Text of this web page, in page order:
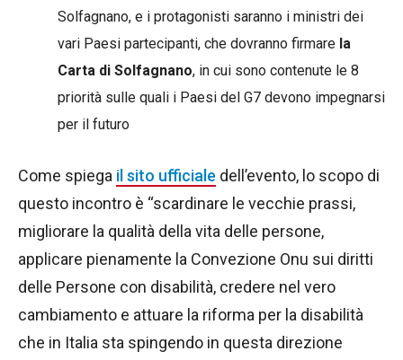
Solfagnano, e i protagonisti saranno i ministri dei
vari Paesi partecipanti, che dovranno firmare la
Carta di Solfagnano, in cui sono contenute le 8
priorità sulle quali i Paesi del G7 devono impegnarsi
per il futuro
Come spiega il sito ufficiale dell’evento, lo scopo di
questo incontro è “scardinare le vecchie prassi,
migliorare la qualità della vita delle persone,
applicare pienamente la Convezione Onu sui diritti
delle Persone con disabilità, credere nel vero
cambiamento e attuare la riforma per la disabilità
che in Italia sta spingendo in questa direzione